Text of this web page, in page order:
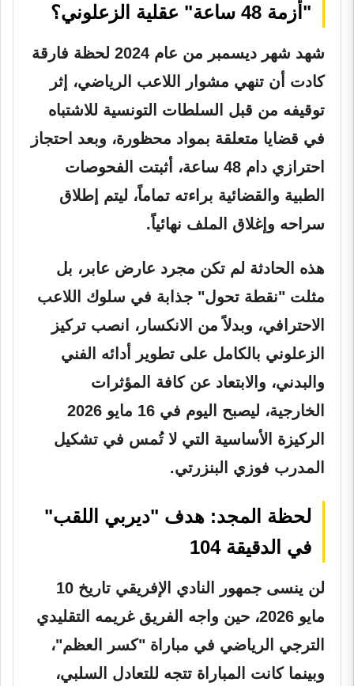
"أزمة 48 ساعة" عقلية الزعلوني؟
شهد شهر ديسمبر من عام 2024 لحظة فارقة
كادت أن تنهي مشوار اللاعب الرياضي، إثر
توقيفه من قبل السلطات التونسية للاشتباه
في قضايا متعلقة بمواد محظورة، وبعد احتجاز
احترازي دام 48 ساعة، أثبتت الفحوصات
الطبية والقضائية براءته تماماً، ليتم إطلاق
سراحه وإغلاق الملف نهائياً.
هذه الحادثة لم تكن مجرد عارض عابر، بل
مثلت "نقطة تحول" جذابة في سلوك اللاعب
الاحترافي، وبدلاً من الانكسار، انصب تركيز
الزعلوني بالكامل على تطوير أدائه الفني
والبدني، والابتعاد عن كافة المؤثرات
الخارجية، ليصبح اليوم في 16 مايو 2026
الركيزة الأساسية التي لا تُمس في تشكيل
المدرب فوزي البنزرتي.
لحظة المجد: هدف "ديربي اللقب"
في الدقيقة 104
لن ينسى جمهور النادي الإفريقي تاريخ 10
مايو 2026، حين واجه الفريق غريمه التقليدي
الترجي الرياضي في مباراة "كسر العظم"،
وبينما كانت المباراة تتجه للتعادل السلبي،